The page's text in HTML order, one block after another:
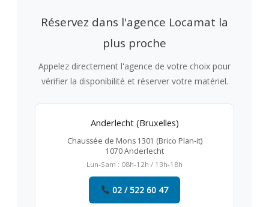
Réservez dans l'agence Locamat la
plus proche
Appelez directement l'agence de votre choix pour
vérifier la disponibilité et réserver votre matériel.
Anderlecht (Bruxelles)
Chaussée de Mons 1301 (Brico Plan-it)
1070 Anderlecht
Lun-Sam : 08h-12h / 13h-18h
02 / 522 60 47